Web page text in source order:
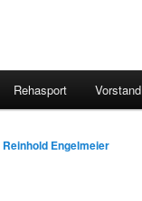
Rehasport Vorstand
Reinhold Engelmeier